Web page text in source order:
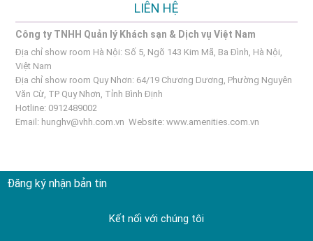
LIÊN HỆ
Công ty TNHH Quản lý Khách sạn & Dịch vụ Việt Nam
Địa chỉ show room Hà Nội: Số 5, Ngõ 143 Kim Mã, Ba Đình, Hà Nội,
Việt Nam
Địa chỉ show room Quy Nhơn: 64/19 Chương Dương, Phường Nguyên
Văn Cừ, TP Quy Nhơn, Tỉnh Bình Định
Hotline: 0912489002
Email: hunghv@vhh.com.vn Website:www.amenities.com.vn
Đăng ký nhận bản tin
Kết nối với chúng tôi